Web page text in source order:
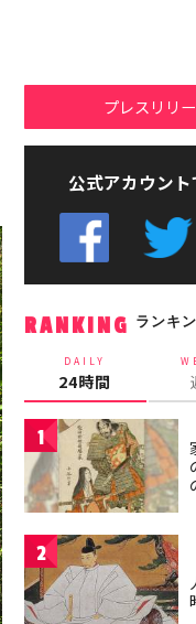
プレスリリ
公式アカウント
RANKING ランキ
DAILY
24時間
1
2